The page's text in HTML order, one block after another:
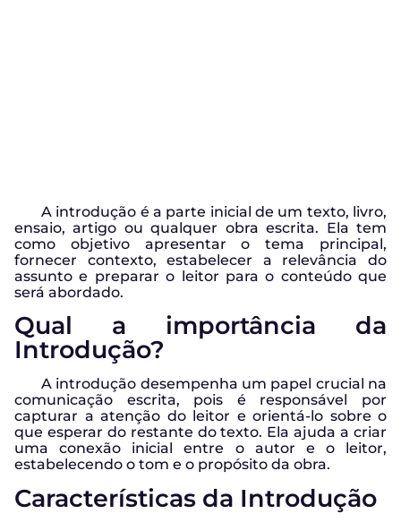
A introdução é a parte inicial de um texto, livro,
ensaio, artigo ou qualquer obra escrita. Ela tem
como objetivo apresentar o tema principal,
fornecer contexto, estabelecer a relevância do
assunto e preparar o leitor para o conteúdo que
será abordado.
Qual a importância da
Introdução?
A introdução desempenha um papel crucial na
comunicação escrita, pois é responsável por
capturar a atenção do leitor e orientá-lo sobre o
que esperar do restante do texto. Ela ajuda a criar
uma conexão inicial entre o autor e o leitor,
estabelecendo o tom e o propósito da obra.
Características da Introdução